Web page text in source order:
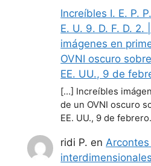
Increíbles I. E. P.
E. U. 9. D. F. D. 2.
imágenes en
OVNI oscuro
EE. UU., 9 de
[…] Increíbles
de un OVNI oscuro
EE. UU., 9 de
ridi P. enArcontes